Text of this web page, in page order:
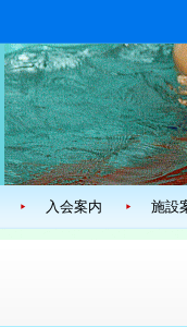
入会案内 施設